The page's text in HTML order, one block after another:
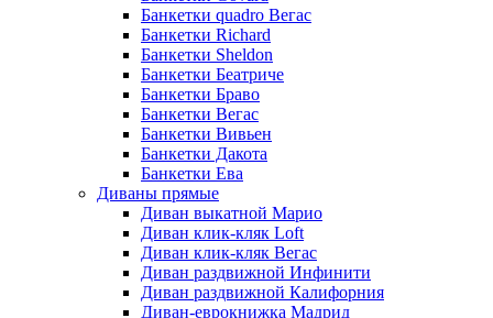
Банкетки quadro Вегас
Банкетки Richard
Банкетки Sheldon
Банкетки Беатриче
Банкетки Браво
Банкетки Вегас
Банкетки Вивьен
Банкетки Дакота
Банкетки Ева
Диваны прямые
Диван выкатной Марио
Диван клик-кляк Loft
Диван клик-кляк Вегас
Диван раздвижной Инфинити
Диван раздвижной Калифорния
Диван-еврокнижка Мадрид